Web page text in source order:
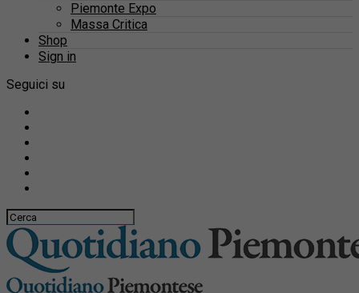
Piemonte Expo
Massa Critica
Shop
Sign in
Seguici su